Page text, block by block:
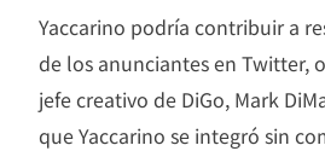
Yaccarino podría contribuir a
de los anunciantes en Twitter,
jefe creativo de DiGo, Mark
que Yaccarino se integró sin